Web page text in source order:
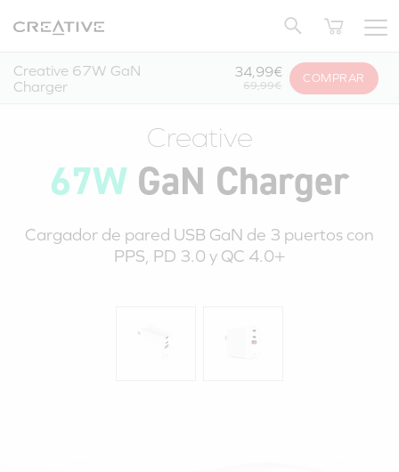
Creative 67W GaN
Charger
69,99€
34,99€ COMPRAR
Volver arriba
Creative
67W GaN Charger
Cargador de pared USB GaN de 3 puertos con
PPS, PD 3.0 y QC 4.0+